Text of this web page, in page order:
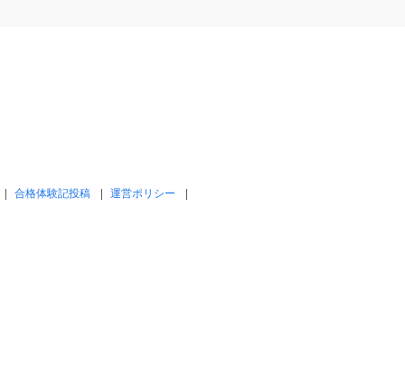
合格体験記投稿
運営ポリシー